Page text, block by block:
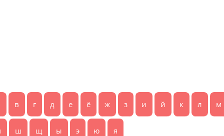
в г д е ё ж з и й к л м
ш щ ы э ю я